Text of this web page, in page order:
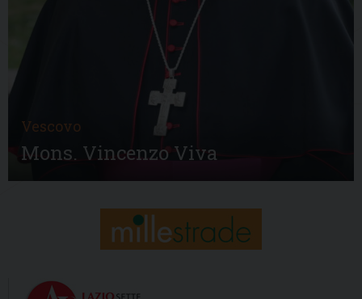
Vescovo
Mons. Vincenzo Viva